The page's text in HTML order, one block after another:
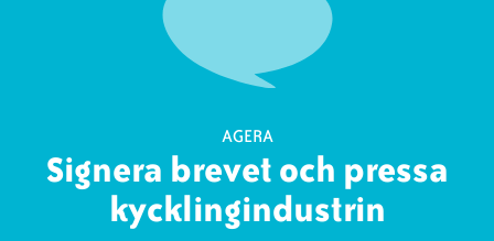
AGERA
Signera brevet och pressa
kycklingindustrin